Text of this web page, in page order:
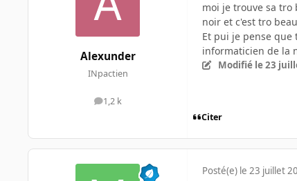
Alexunder
INpactien
1,2 k
messages
moi je trouve sa tro
noir et c'est tro
Et pui je pense
informaticien de la
Modifié le 23
Citer
Posté(e) le 23 juillet